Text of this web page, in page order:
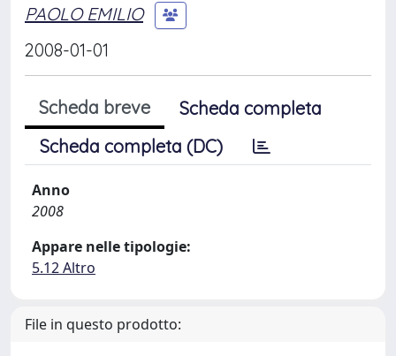
PAOLO EMILIO
2008-01-01
Scheda breve
Scheda completa
Scheda completa (DC)
Anno
2008
Appare nelle tipologie:
5.12 Altro
File in questo prodotto: